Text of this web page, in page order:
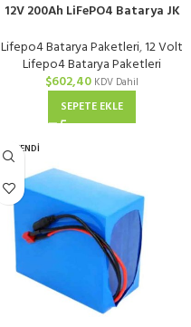
12V 200Ah LiFePO4 Batarya JK
Lifepo4 Batarya Paketleri,12 Volt
Lifepo4 Batarya Paketleri
$602,40 KDV Dahil
SEPETE EKLE
TÜKENDI